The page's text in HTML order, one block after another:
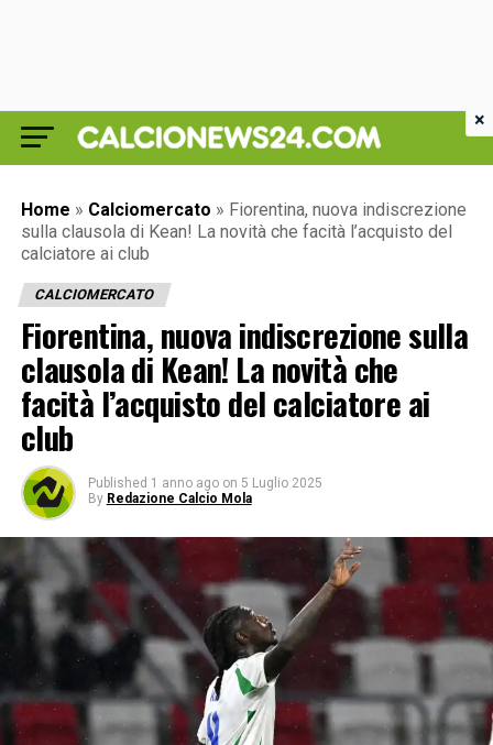
Home » Calciomercato » Fiorentina, nuova indiscrezione
sulla clausola di Kean! La novità che facità l’acquisto del
calciatore ai club
CALCIOMERCATO
Fiorentina, nuova indiscrezione sulla
clausola di Kean! La novità che
facità l’acquisto del calciatore ai
club
Published 1 anno ago on 5 Luglio 2025
By Redazione Calcio Mola
×